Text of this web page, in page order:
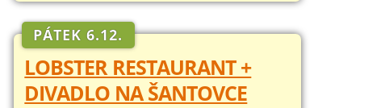
PÁTEK 6.12.
LOBSTER RESTAURANT +
DIVADLO NA ŠANTOVCE